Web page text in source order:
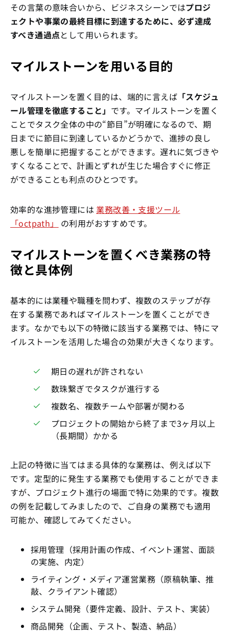
その言葉の意味合いから、ビジネスシーンではプロジ
ェクトや事業の最終目標に到達するために、必ず達成
すべき通過点として用いられます。
マイルストーンを用いる目的
マイルストーンを置く目的は、端的に言えば 「スケジュ
ール管理を徹底すること」 です。マイルストーンを置く
ことでタスク全体の中の“節目”が明確になるので、期
日までに節目に到達しているかどうかで、進捗の良し
悪しを簡単に把握することができます。遅れに気づきや
すくなることで、計画とずれが生じた場合すぐに修正
ができることも利点のひとつです。
効率的な進捗管理には 業務改善・支援ツール
「octpath」
の利用がおすすめです。
マイルストーンを置くべき業務の特
徴と具体例
基本的には業種や職種を問わず、複数のステップが存
在する業務であればマイルストーンを置くことができ
ます。なかでも以下の特徴に該当する業務では、特にマ
イルストーンを活用した場合の効果が大きくなります。
期日の遅れが許されない
数珠繋ぎでタスクが進行する
複数名、複数チームや部署が関わる
プロジェクトの開始から終了まで3ヶ月以上
（長期間）かかる
上記の特徴に当てはまる具体的な業務は、例えば以下
です。定型的に発生する業務でも使用することができま
すが、プロジェクト進行の場面で特に効果的です。複数
の例を記載してみましたので、ご自身の業務でも適用
可能か、確認してみてください。
採用管理（採用計画の作成、イベント運営、面談
の実施、内定）
ライティング・メディア運営業務（原稿執筆、推
敲、クライアント確認）
システム開発（要件定義、設計、テスト、実装）
商品開発（企画、テスト、製造、納品）